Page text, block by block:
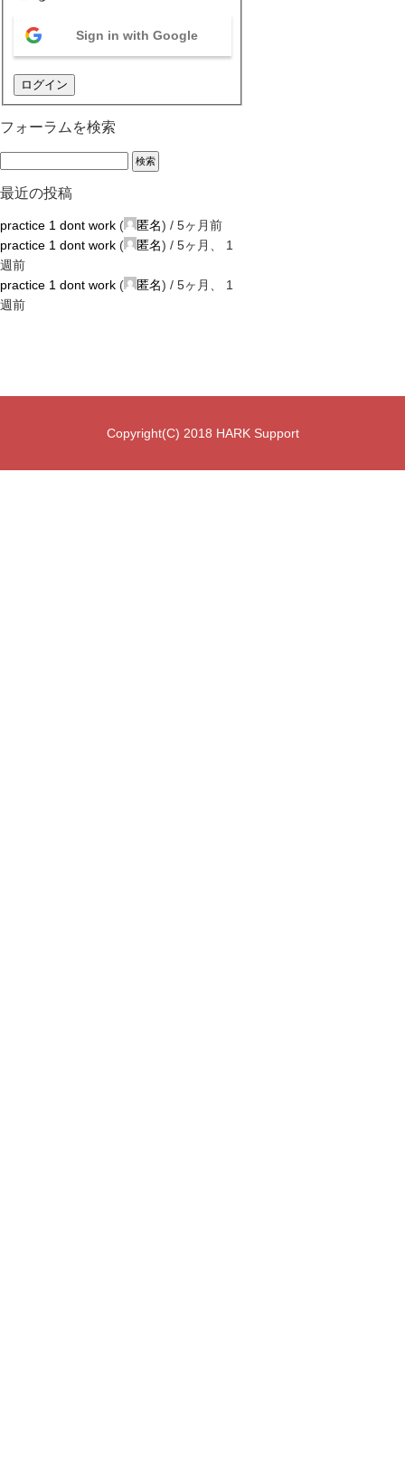
Sign in with Google
ログイン
フォーラムを検索
最近の投稿
practice 1 dont work ( 匿名) / 5ヶ月前
practice 1 dont work ( 匿名) / 5ヶ月、 1
週前
practice 1 dont work ( 匿名) / 5ヶ月、 1
週前
Copyright(C) 2018 HARK Support